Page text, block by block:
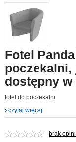
Fotel
poczekalni,
dostępny w
fotel do poczekalni
czytaj więcej
brak opinii